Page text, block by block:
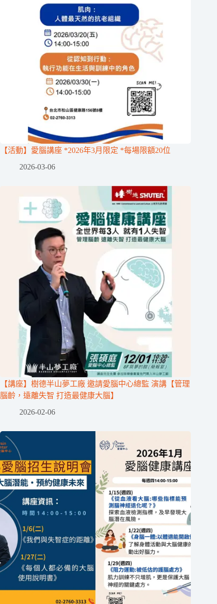
【活動】愛腦講座 *2026年3月限定 *每場限額20位
2026-03-06
【講座】樹德半山夢工廠 邀請愛腦中心總監 演講【管理
腦齡，遠離失智 打造最健康大腦】
2026-02-06